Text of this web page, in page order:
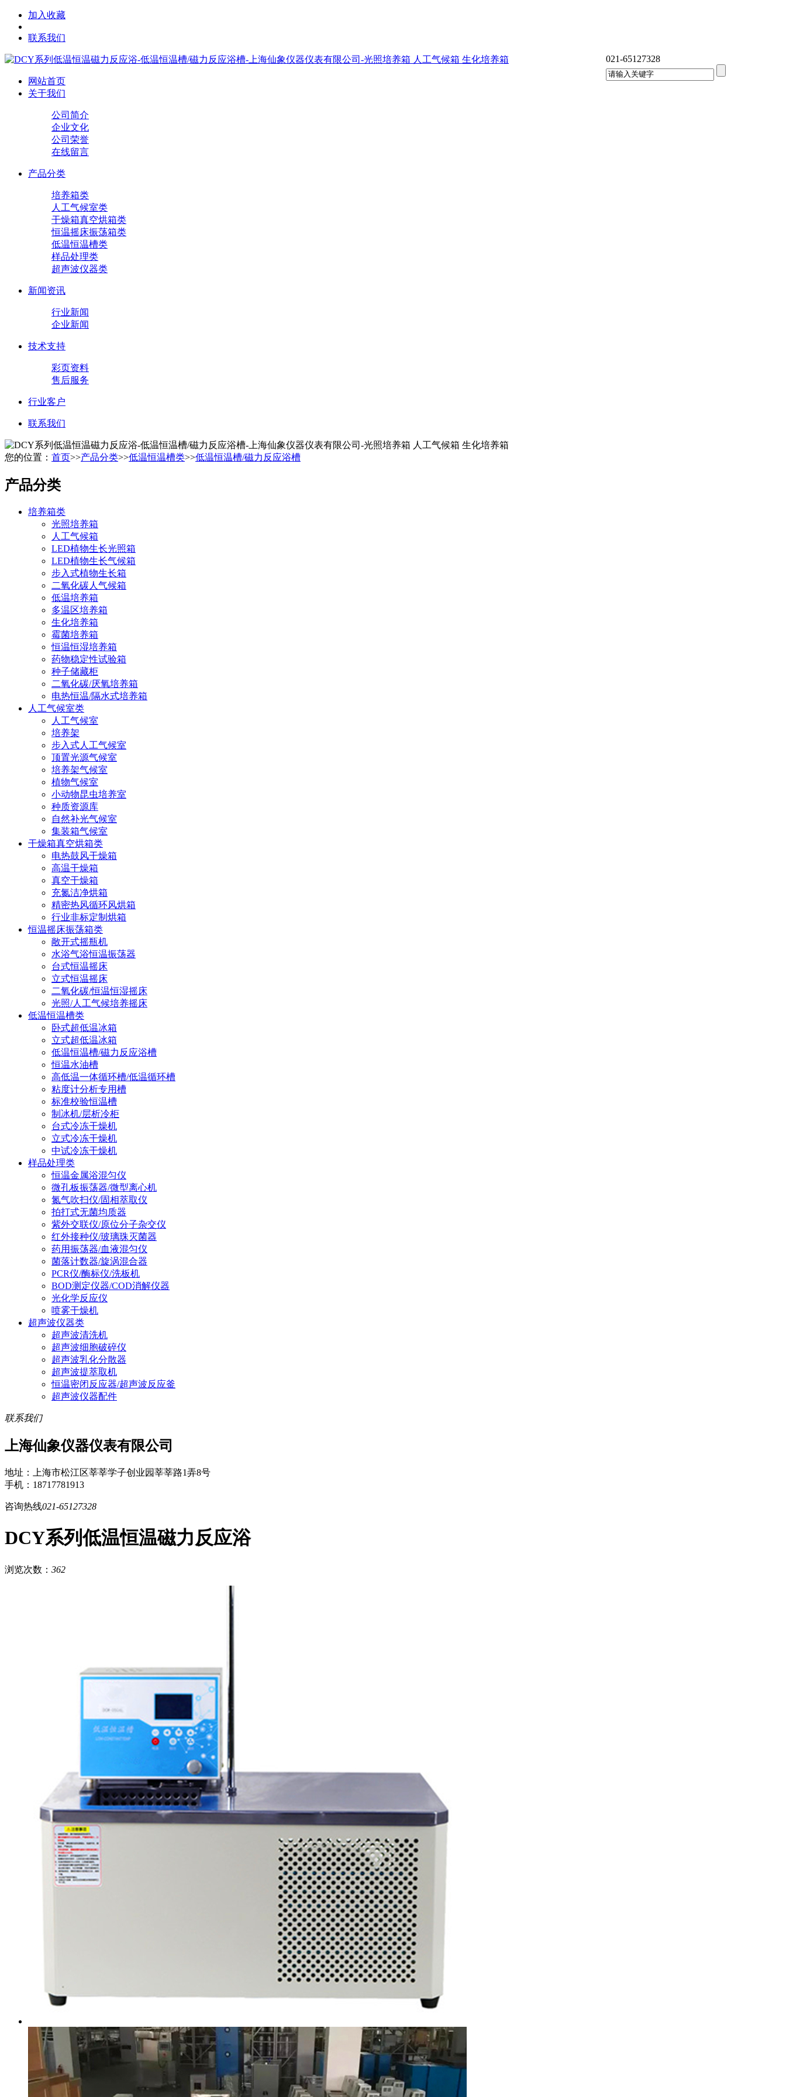
加入收藏
联系我们
021-65127328
网站首页
关于我们
公司简介
企业文化
公司荣誉
在线留言
产品分类
培养箱类
人工气候室类
干燥箱真空烘箱类
恒温摇床振荡箱类
低温恒温槽类
样品处理类
超声波仪器类
新闻资讯
行业新闻
企业新闻
技术支持
彩页资料
售后服务
行业客户
联系我们
您的位置： 首页>>产品分类>>低温恒温槽类>>低温恒温槽/磁力反应浴槽
产品分类
培养箱类
光照培养箱
人工气候箱
LED植物生长光照箱
LED植物生长气候箱
步入式植物生长箱
二氧化碳人气候箱
低温培养箱
多温区培养箱
生化培养箱
霉菌培养箱
恒温恒湿培养箱
药物稳定性试验箱
种子储藏柜
二氧化碳/厌氧培养箱
电热恒温/隔水式培养箱
人工气候室类
人工气候室
培养架
步入式人工气候室
顶置光源气候室
培养架气候室
植物气候室
小动物昆虫培养室
种质资源库
自然补光气候室
集装箱气候室
干燥箱真空烘箱类
电热鼓风干燥箱
高温干燥箱
真空干燥箱
充氮洁净烘箱
精密热风循环风烘箱
行业非标定制烘箱
恒温摇床振荡箱类
敞开式摇瓶机
水浴气浴恒温振荡器
台式恒温摇床
立式恒温摇床
二氧化碳/恒温恒湿摇床
光照/人工气候培养摇床
低温恒温槽类
卧式超低温冰箱
立式超低温冰箱
低温恒温槽/磁力反应浴槽
恒温水油槽
高低温一体循环槽/低温循环槽
粘度计分析专用槽
标准校验恒温槽
制冰机/层析冷柜
台式冷冻干燥机
立式冷冻干燥机
中试冷冻干燥机
样品处理类
恒温金属浴混匀仪
微孔板振荡器/微型离心机
氮气吹扫仪/固相萃取仪
拍打式无菌均质器
紫外交联仪/原位分子杂交仪
红外接种仪/玻璃珠灭菌器
药用振荡器/血液混匀仪
菌落计数器/旋涡混合器
PCR仪/酶标仪/洗板机
BOD测定仪器/COD消解仪器
光化学反应仪
喷雾干燥机
超声波仪器类
超声波清洗机
超声波细胞破碎仪
超声波乳化分散器
超声波提萃取机
恒温密闭反应器/超声波反应釜
超声波仪器配件
联系我们
上海仙象仪器仪表有限公司
地址：上海市松江区莘莘学子创业园莘莘路1弄8号
手机：18717781913
咨询热线021-65127328
DCY系列低温恒温磁力反应浴
浏览次数： 362